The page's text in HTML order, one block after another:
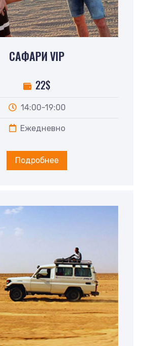
САФАРИ VIP
22$
14:00-19:00
Ежедневно
Подробнее